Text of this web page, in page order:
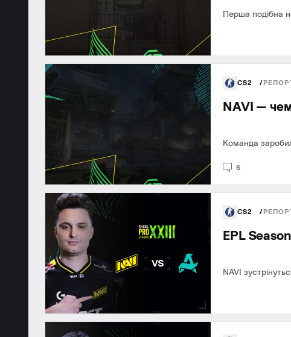
Перша подібна
CS2
NAVI —
Команда
6
CS2
EPL
NAVI